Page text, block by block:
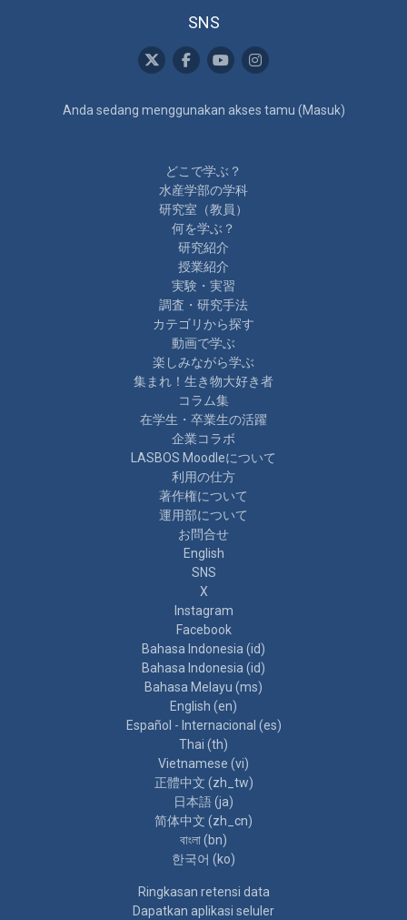
SNS
Anda sedang menggunakan akses tamu (Masuk)
どこで学ぶ？
水産学部の学科
研究室（教員）
何を学ぶ？
研究紹介
授業紹介
実験・実習
調査・研究手法
カテゴリから探す
動画で学ぶ
楽しみながら学ぶ
集まれ！生き物大好き者
コラム集
在学生・卒業生の活躍
企業コラボ
LASBOS Moodleについて
利用の仕方
著作権について
運用部について
お問合せ
English
SNS
X
Instagram
Facebook
Bahasa Indonesia ‎(id)‎
Bahasa Indonesia ‎(id)‎
Bahasa Melayu ‎(ms)‎
English ‎(en)‎
Español - Internacional ‎(es)‎
Thai ‎(th)‎
Vietnamese ‎(vi)‎
正體中文 ‎(zh_tw)‎
日本語 ‎(ja)‎
简体中文 ‎(zh_cn)‎
বাংলা ‎(bn)‎
한국어 ‎(ko)‎
Ringkasan retensi data
Dapatkan aplikasi seluler